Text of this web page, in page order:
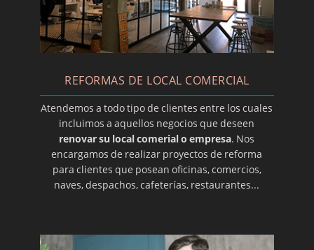
REFORMAS DE LOCAL COMERCIAL
Atendemos a todo tipo de clientes entre los cuales
incluimos a aquellos negocios que deseen
renovar su local comerial o empresa. Nos
encargamos de realizar proyectos de reforma
para clientes que posean oficinas, comercios,
naves, despachos, cafeterías, restaurantes...